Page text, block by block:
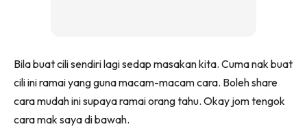
Bila buat cili sendiri lagi sedap masakan kita. Cuma nak buat
cili ini ramai yang guna macam-macam cara. Boleh share
cara mudah ini supaya ramai orang tahu. Okay jom tengok
cara mak saya di bawah.